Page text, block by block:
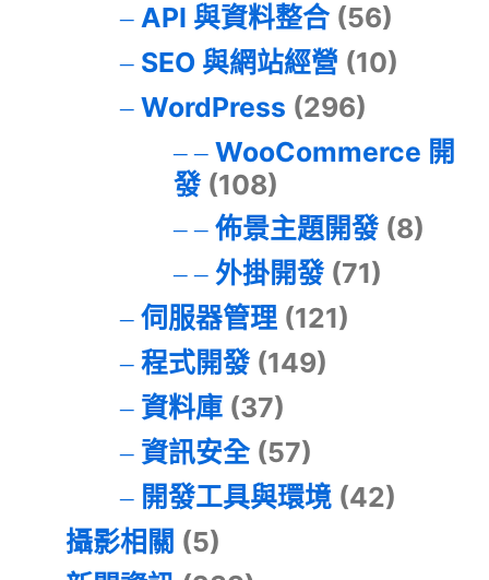
API 與資料整合(56)
SEO 與網站經營 (10)
WordPress (296)
WooCommerce 開
發(108)
佈景主題開發(8)
外掛開發(71)
伺服器管理(121)
程式開發(149)
資料庫(37)
資訊安全(57)
開發工具與環境(42)
攝影相關 (5)